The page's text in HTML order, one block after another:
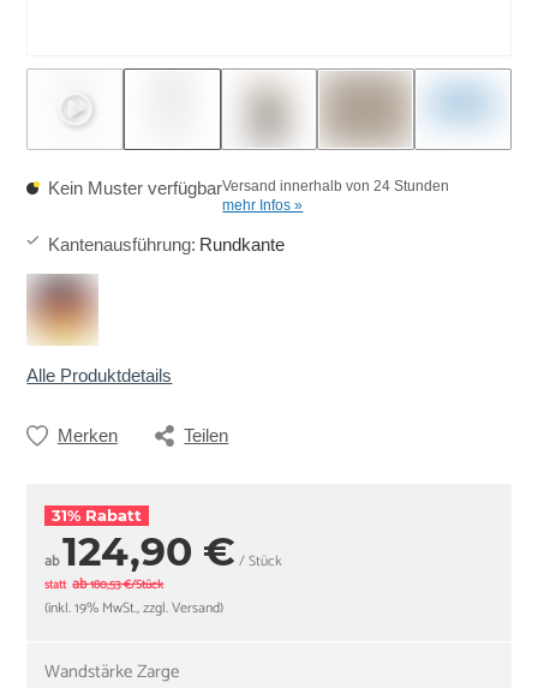
Kein Muster verfügbarVersand innerhalb von 24 Stunden
mehr Infos »
Kantenausführung: Rundkante
Alle Produktdetails
Merken Teilen
31% Rabatt
ab124,90 € / Stück
statt ab180,53 €/Stück
(inkl. 19% MwSt., zzgl. Versand)
Wandstärke Zarge